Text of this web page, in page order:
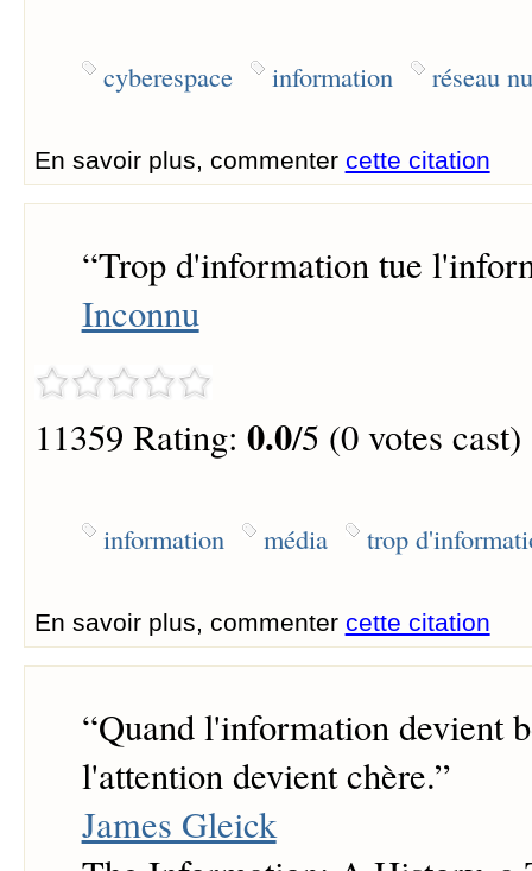
cyberespace information réseau
En savoir plus, commenter cette citation
“Trop d'information tue
Inconnu
11359 Rating: 0.0/5 (0 votes cast)
information média trop
En savoir plus, commenter cette citation
“Quand l'information devient
l'attention devient chère.”
James Gleick